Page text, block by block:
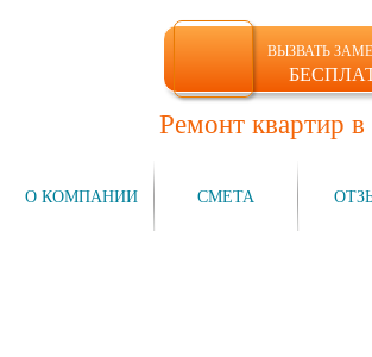
ВЫЗВАТЬ
Ремонт квартир
О КОМПАНИИ СМЕТА